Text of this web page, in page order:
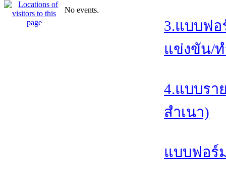
No events.
3.แบบฟอ
แข่งขัน/
4.แบบรา
สำเนา)
แบบฟอร์